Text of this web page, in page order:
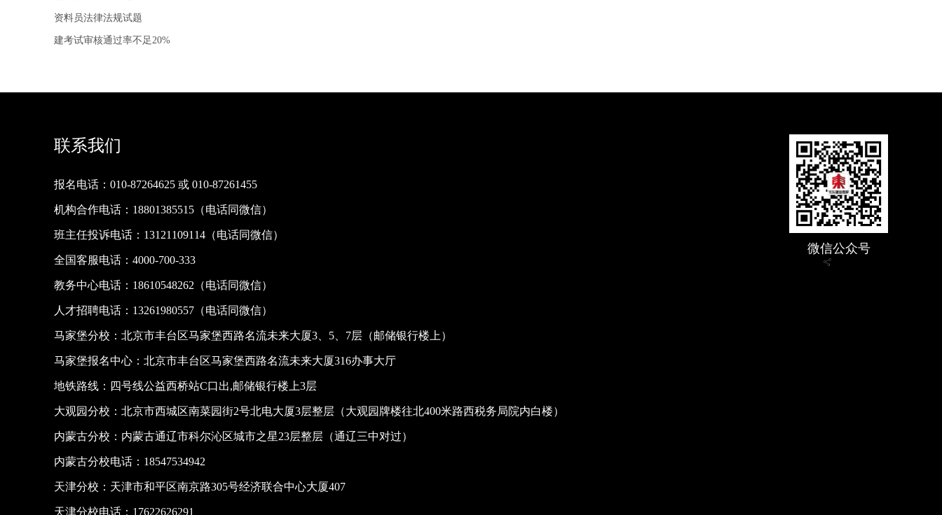
资料员法律法规试题
建考试审核通过率不足20%
联系我们
报名电话：010-87264625 或 010-87261455
机构合作电话：18801385515（电话同微信）
班主任投诉电话：13121109114（电话同微信）
全国客服电话：4000-700-333
教务中心电话：18610548262（电话同微信）
人才招聘电话：13261980557（电话同微信）
马家堡分校：北京市丰台区马家堡西路名流未来大厦3、5、7层（邮储银行楼上）
马家堡报名中心：北京市丰台区马家堡西路名流未来大厦316办事大厅
地铁路线：四号线公益西桥站C口出,邮储银行楼上3层
大观园分校：北京市西城区南菜园街2号北电大厦3层整层（大观园牌楼往北400米路西税务局院内白楼）
内蒙古分校：内蒙古通辽市科尔沁区城市之星23层整层（通辽三中对过）
内蒙古分校电话：18547534942
天津分校：天津市和平区南京路305号经济联合中心大厦407
天津分校电话：17622626291
微信公众号